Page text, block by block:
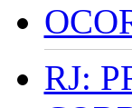
RJ: